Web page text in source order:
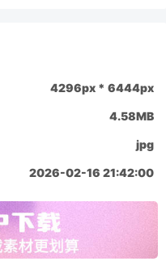
4296px * 6444px
4.58MB
jpg
2026-02-16 21:42:00